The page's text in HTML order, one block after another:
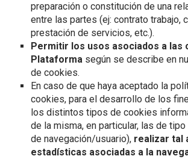
preparación o constitución de una
entre las partes (ej: contrato trabajo,
prestación de servicios, etc.).
Permitir los usos asociados a las
Plataforma según se describe en
de cookies.
En caso de que haya aceptado la
cookies, para el desarrollo de los
los distintos tipos de cookies
de la misma, en particular, las de
de navegación/usuario), realizar tal
estadísticas asociadas a la